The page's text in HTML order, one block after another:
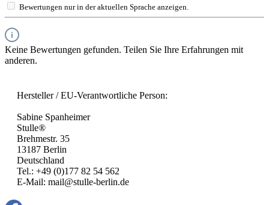
Bewertungen nur in der aktuellen Sprache anzeigen.
Keine Bewertungen gefunden. Teilen Sie Ihre Erfahrungen mit
anderen.
Hersteller / EU-Verantwortliche Person:
Sabine Spanheimer
Stulle®
Brehmestr. 35
13187 Berlin
Deutschland
Tel.: +49 (0)177 82 54 562
E-Mail: mail@stulle-berlin.de